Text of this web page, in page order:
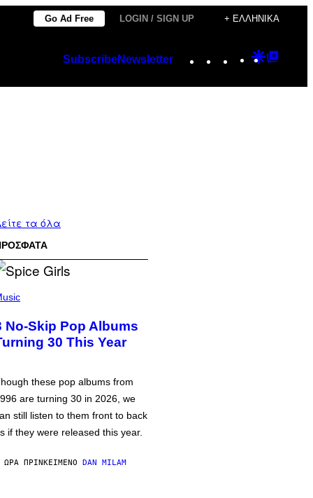
Go Ad Free LOGIN / SIGN UP + ΕΛΛΗΝΙΚΆ
SubscribeNewsletter Instagram
TikTok
YouTube
Google
τα όλα
No-Skip Pop Albums
30 This Year
these pop albums from
are turning 30 in 2026, we
still listen to them front to back
if they were released this year.
ΏΡΑ ΠΡΙΝΚΕΊΜΕΝΟ DAN MILAM